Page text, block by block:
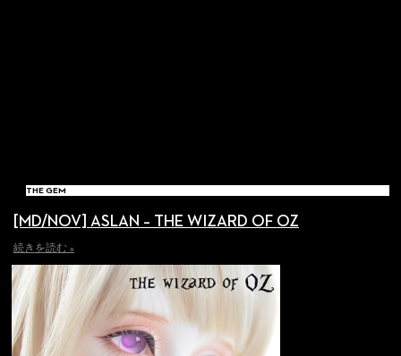
THE GEM
[MD/NOV] ASLAN – THE WIZARD OF OZ
続きを読む »